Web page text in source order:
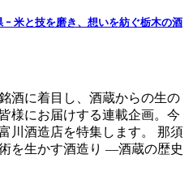
ｰ 米と技を磨き、想いを紡ぐ栃木の酒
酒に着目し、酒蔵からの生の
様にお届けする連載企画。今
川酒造店を特集します。 那須
を生かす酒造り ―酒蔵の歴史